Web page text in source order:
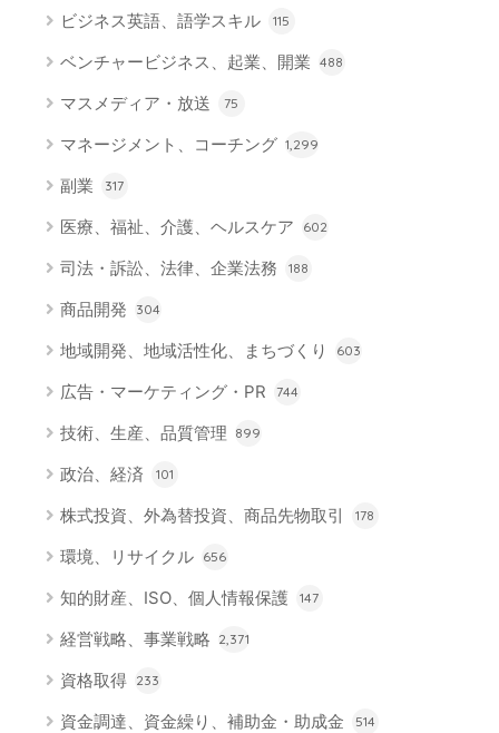
ビジネス英語、語学スキル 115
ベンチャービジネス、起業、開業 488
マスメディア・放送 75
マネージメント、コーチング 1,299
副業 317
医療、福祉、介護、ヘルスケア 602
司法・訴訟、法律、企業法務 188
商品開発 304
地域開発、地域活性化、まちづくり 603
広告・マーケティング・PR 744
技術、生産、品質管理 899
政治、経済 101
株式投資、外為替投資、商品先物取引 178
環境、リサイクル 656
知的財産、ISO、個人情報保護 147
経営戦略、事業戦略 2,371
資格取得 233
資金調達、資金繰り、補助金・助成金 514